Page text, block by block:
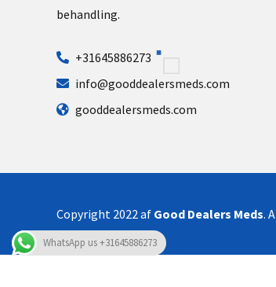
behandling.
+31645886273
info@gooddealersmeds.com
gooddealersmeds.com
Copyright 2022 af Good Dealers Meds.
WhatsApp us +31645886273